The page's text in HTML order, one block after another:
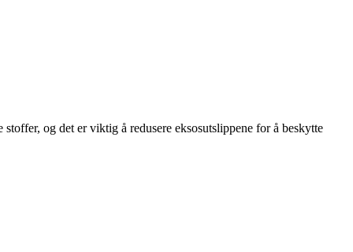
og det er viktig å redusere eksosutslippene for å beskytte